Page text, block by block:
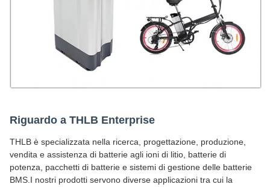
Riguardo a THLB Enterprise
THLB è specializzata nella ricerca, progettazione, produzione,
vendita e assistenza di batterie agli ioni di litio, batterie di
potenza, pacchetti di batterie e sistemi di gestione delle batterie
BMS.I nostri prodotti servono diverse applicazioni tra cui la